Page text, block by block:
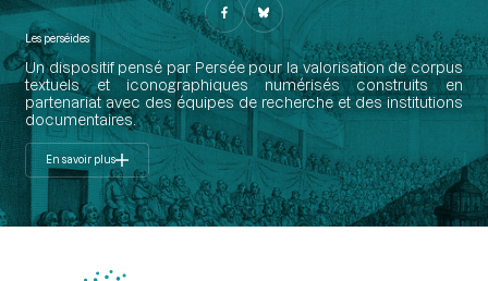
Les perséides
Un dispositif pensé par Persée pour la valorisation de corpus
textuels et iconographiques numérisés construits en
partenariat avec des équipes de recherche et des institutions
documentaires.
En savoir plus